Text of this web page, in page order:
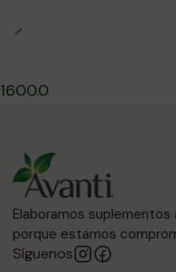
1600.0
Elaboramos
porque estamos
Síguenos